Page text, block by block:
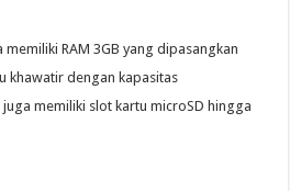
memiliki RAM 3GB yang dipasangkan
khawatir dengan kapasitas
memiliki slot kartu microSD hingga